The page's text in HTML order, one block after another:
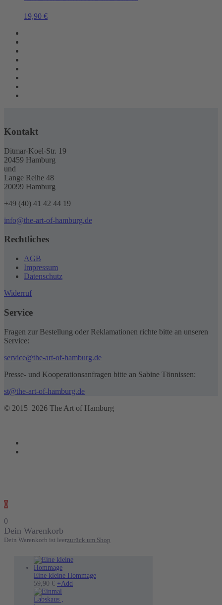
19,90 €
Kontakt
Ditmar-Koel-Str. 19
20459 Hamburg
und
Lange Reihe 48
20099 Hamburg
+49 (40) 41 42 44 19
info@the-art-of-hamburg.de
Rechtliches
AGB
Impressum
Datenschutz
Widerruf
Service
Fragen zur Bestellung oder Reklamationen richte bitte an unseren
Service:
service@the-art-of-hamburg.de
Presse- und Kooperationsanfragen bitte an Sabine Tönnissen:
st@the-art-of-hamburg.de
© 2015–2026 The Art of Hamburg
0
0
Dein Warenkorb
Dein Warenkorb ist leerzurück um Shop
Eine kleine Hommage
59,90 € +Add